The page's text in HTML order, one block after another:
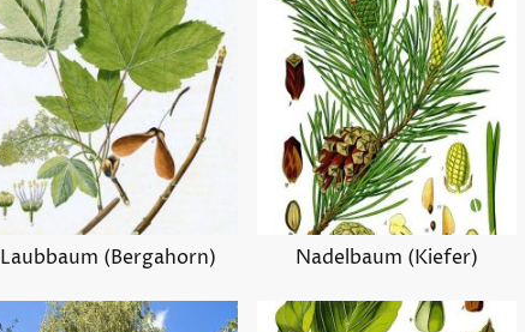
Laubbaum (Bergahorn) Nadelbaum (Kiefer)